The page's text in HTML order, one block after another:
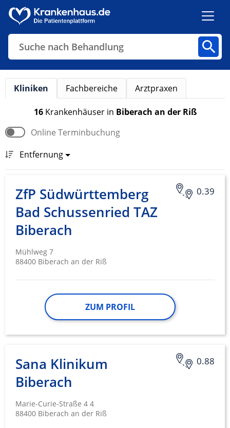
Suche nach Behandlung
Kliniken Fachbereiche Arztpraxen
16 Krankenhäuser in Biberach an der Riß
Online Terminbuchung
Entfernung
0.39
ZfP Südwürttemberg
Bad Schussenried TAZ
Biberach
Mühlweg 7
88400 Biberach an der Riß
ZUM PROFIL
0.88
Sana Klinikum
Biberach
Marie-Curie-Straße 4 4
88400 Biberach an der Riß